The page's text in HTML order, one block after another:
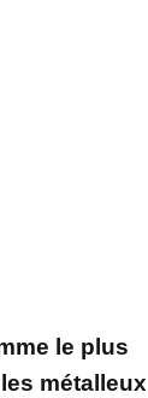
le plus
métalleux